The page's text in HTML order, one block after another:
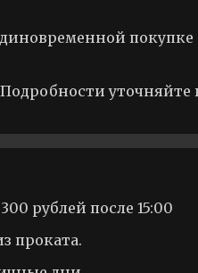
покупке
уточняйте
рублей после 15:00
проката.